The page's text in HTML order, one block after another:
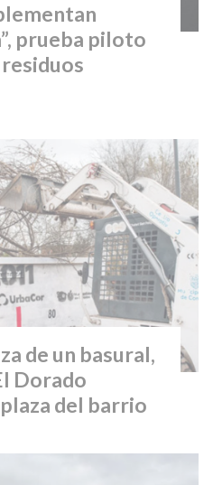
prueba piloto
de un basural,
Dorado
del barrio